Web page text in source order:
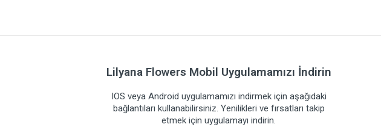
Lilyana Flowers Mobil Uygulamamızı İndirin
IOS veya Android uygulamamızı indirmek için aşağıdaki
bağlantıları kullanabilirsiniz. Yenilikleri ve fırsatları takip
etmek için uygulamayı indirin.